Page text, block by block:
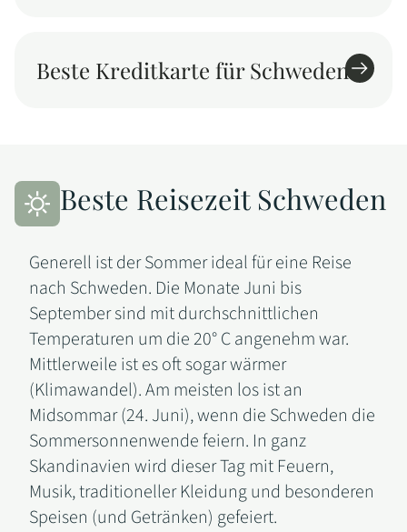
Beste Kreditkarte für Schweden
Beste Reisezeit Schweden
Generell ist der Sommer ideal für eine Reise
nach Schweden. Die Monate Juni bis
September sind mit durchschnittlichen
Temperaturen um die 20° C angenehm war.
Mittlerweile ist es oft sogar wärmer
(Klimawandel). Am meisten los ist an
Midsommar (24. Juni), wenn die Schweden die
Sommersonnenwende feiern. In ganz
Skandinavien wird dieser Tag mit Feuern,
Musik, traditioneller Kleidung und besonderen
Speisen (und Getränken) gefeiert.